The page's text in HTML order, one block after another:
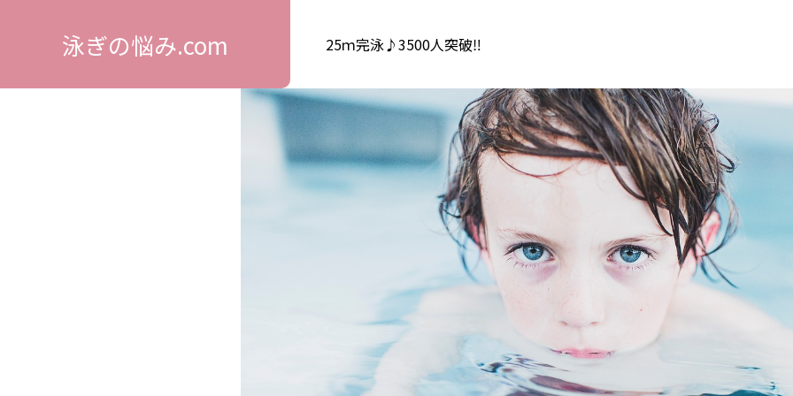
泳ぎの悩み.com 25ｍ完泳♪3500人突破‼